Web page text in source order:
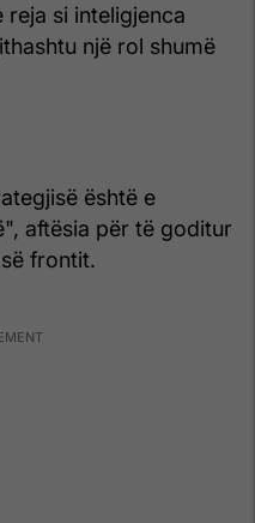
reja si inteligjenca
një rol shumë
është e
aftësia për të goditur
frontit.